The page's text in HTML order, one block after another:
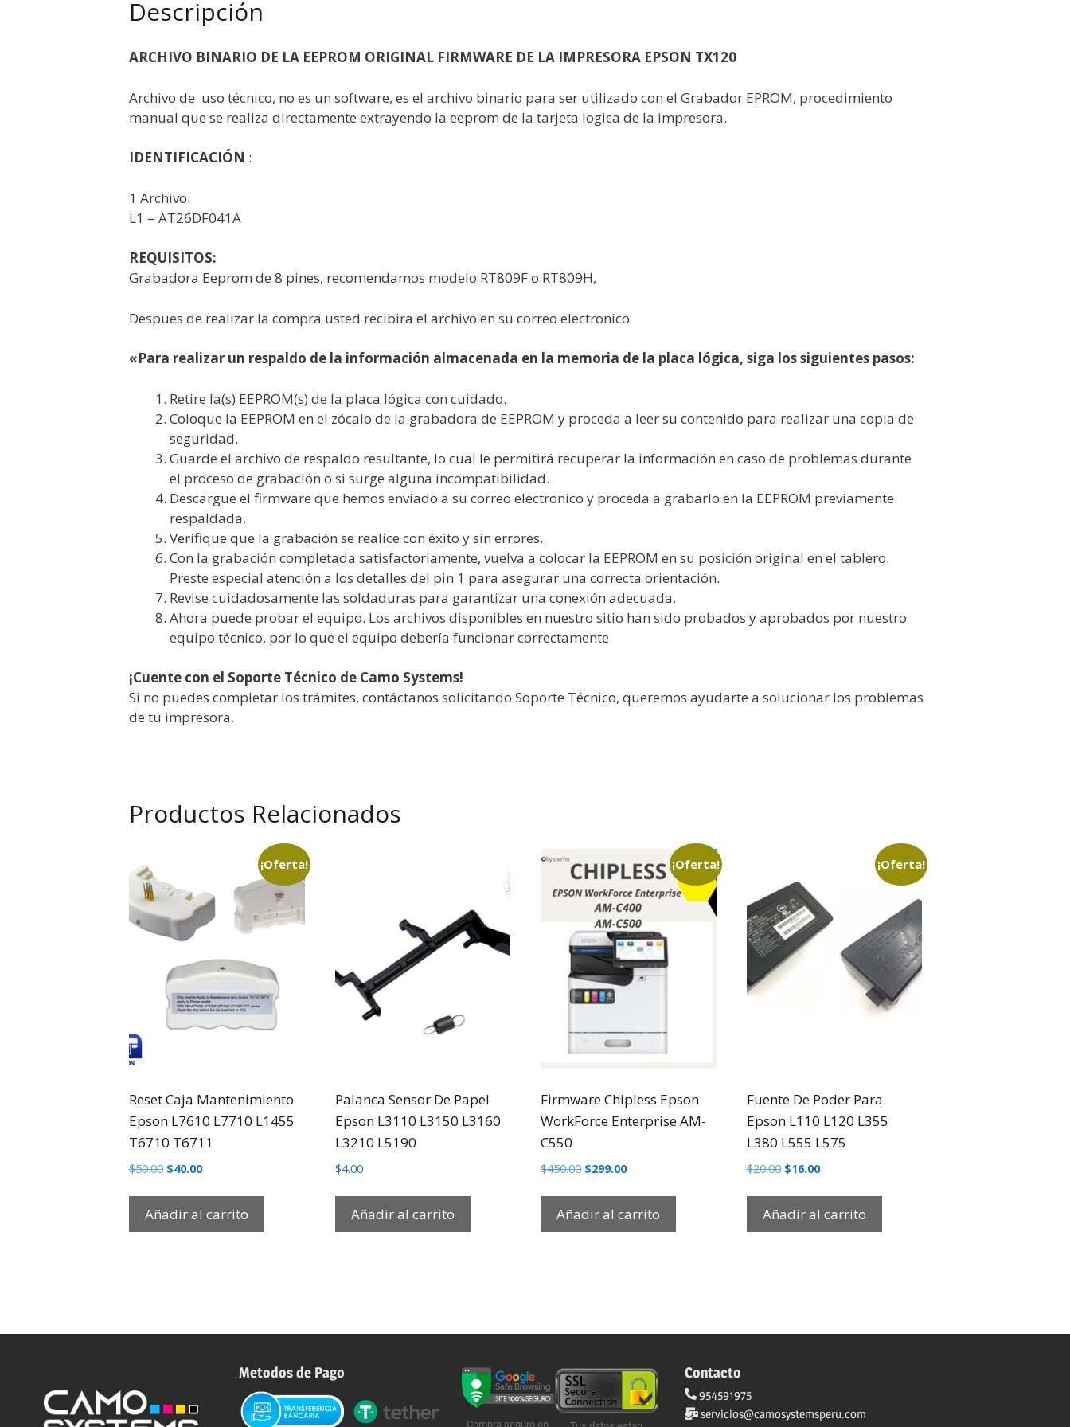
Descripción
ARCHIVO BINARIO DE LA EEPROM ORIGINAL FIRMWARE DE LA IMPRESORA EPSON TX120
Archivo de uso técnico, no es un software, es el archivo binario para ser utilizado con el Grabador EPROM, procedimiento
manual que se realiza directamente extrayendo la eeprom de la tarjeta logica de la impresora.
IDENTIFICACIÓN :
1 Archivo:
L1 = AT26DF041A
REQUISITOS:
Grabadora Eeprom de 8 pines, recomendamos modelo RT809F o RT809H,
Despues de realizar la compra usted recibira el archivo en su correo electronico
«Para realizar un respaldo de la información almacenada en la memoria de la placa lógica, siga los siguientes pasos:
Retire la(s) EEPROM(s) de la placa lógica con cuidado.
Coloque la EEPROM en el zócalo de la grabadora de EEPROM y proceda a leer su contenido para realizar una copia de
seguridad.
Guarde el archivo de respaldo resultante, lo cual le permitirá recuperar la información en caso de problemas durante
el proceso de grabación o si surge alguna incompatibilidad.
Descargue el firmware que hemos enviado a su correo electronico y proceda a grabarlo en la EEPROM previamente
respaldada.
Verifique que la grabación se realice con éxito y sin errores.
Con la grabación completada satisfactoriamente, vuelva a colocar la EEPROM en su posición original en el tablero.
Preste especial atención a los detalles del pin 1 para asegurar una correcta orientación.
Revise cuidadosamente las soldaduras para garantizar una conexión adecuada.
Ahora puede probar el equipo. Los archivos disponibles en nuestro sitio han sido probados y aprobados por nuestro
equipo técnico, por lo que el equipo debería funcionar correctamente.
¡Cuente con el Soporte Técnico de Camo Systems!
Si no puedes completar los trámites, contáctanos solicitando Soporte Técnico, queremos ayudarte a solucionar los problemas
de tu impresora.
Productos Relacionados
¡Oferta!
Reset Caja Mantenimiento
Epson L7610 L7710 L1455
T6710 T6711
$50.00 $40.00
Añadir al carrito
Palanca Sensor De Papel
Epson L3110 L3150 L3160
L3210 L5190
$4.00
Añadir al carrito
¡Oferta!
Firmware Chipless Epson
WorkForce Enterprise AM-
C550
$450.00 $299.00
Añadir al carrito
¡Oferta!
Fuente De Poder Para
Epson L110 L120 L355
L380 L555 L575
$20.00 $16.00
Añadir al carrito
Metodos de Pago
Compra seguro en
Contacto
954591975
servicios@camosystemsperu.com